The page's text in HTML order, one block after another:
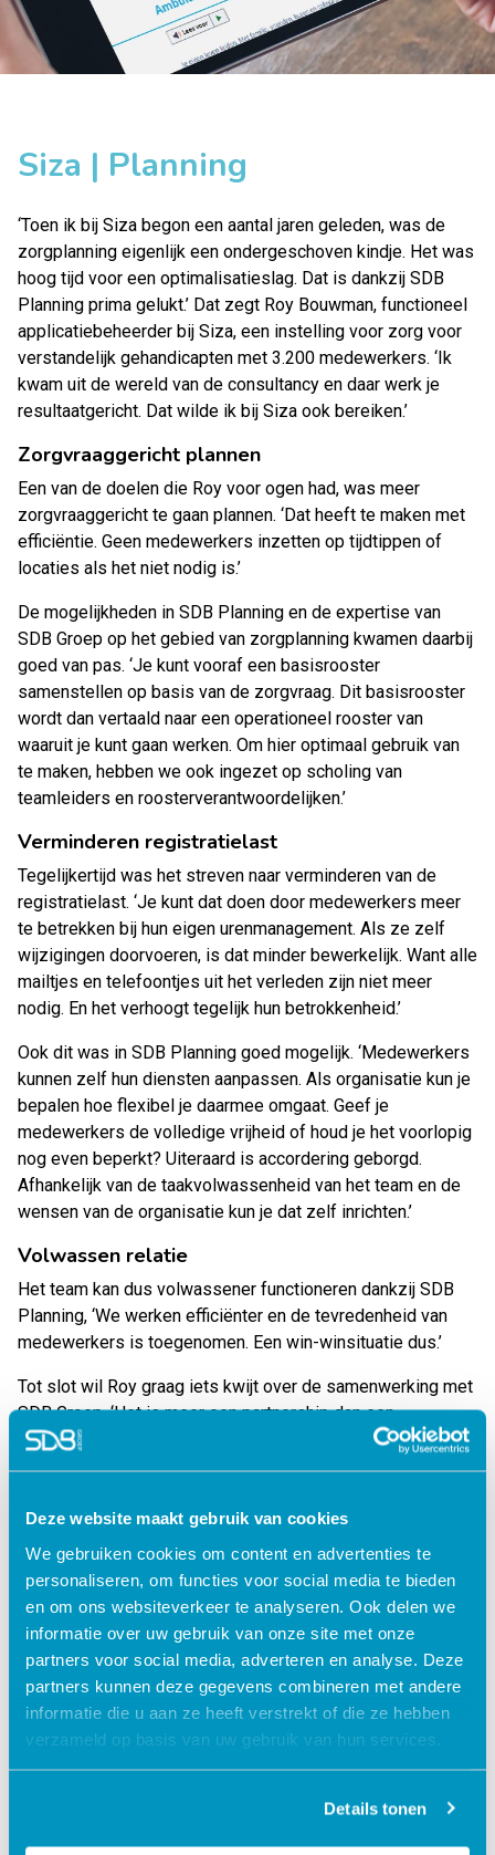
Deze website maakt gebruik van cookies
We gebruiken cookies om content en advertenties te
personaliseren, om functies voor social media te bieden
en om ons websiteverkeer te analyseren. Ook delen we
informatie over uw gebruik van onze site met onze
partners voor social media, adverteren en analyse. Deze
partners kunnen deze gegevens combineren met andere
informatie die u aan ze heeft verstrekt of die ze hebben
verzameld op basis van uw gebruik van hun services.
Details tonen
Deel dit
Siza | Planning
‘Toen ik bij Siza begon een aantal jaren geleden, was de
zorgplanning eigenlijk een ondergeschoven kindje. Het was
hoog tijd voor een optimalisatieslag. Dat is dankzij SDB
Planning prima gelukt.’ Dat zegt Roy Bouwman, functioneel
applicatiebeheerder bij Siza, een instelling voor zorg voor
verstandelijk gehandicapten met 3.200 medewerkers. ‘Ik
kwam uit de wereld van de consultancy en daar werk je
resultaatgericht. Dat wilde ik bij Siza ook bereiken.’
Zorgvraaggericht plannen
Een van de doelen die Roy voor ogen had, was meer
zorgvraaggericht te gaan plannen. ‘Dat heeft te maken met
efficiëntie. Geen medewerkers inzetten op tijdtippen of
locaties als het niet nodig is.’
De mogelijkheden in SDB Planning en de expertise van
SDB Groep op het gebied van zorgplanning kwamen daarbij
goed van pas. ‘Je kunt vooraf een basisrooster
samenstellen op basis van de zorgvraag. Dit basisrooster
wordt dan vertaald naar een operationeel rooster van
waaruit je kunt gaan werken. Om hier optimaal gebruik van
te maken, hebben we ook ingezet op scholing van
teamleiders en roosterverantwoordelijken.’
Verminderen registratielast
Tegelijkertijd was het streven naar verminderen van de
registratielast. ‘Je kunt dat doen door medewerkers meer
te betrekken bij hun eigen urenmanagement. Als ze zelf
wijzigingen doorvoeren, is dat minder bewerkelijk. Want alle
mailtjes en telefoontjes uit het verleden zijn niet meer
nodig. En het verhoogt tegelijk hun betrokkenheid.’
Ook dit was in SDB Planning goed mogelijk. ‘Medewerkers
kunnen zelf hun diensten aanpassen. Als organisatie kun je
bepalen hoe flexibel je daarmee omgaat. Geef je
medewerkers de volledige vrijheid of houd je het voorlopig
nog even beperkt? Uiteraard is accordering geborgd.
Afhankelijk van de taakvolwassenheid van het team en de
wensen van de organisatie kun je dat zelf inrichten.’
Volwassen relatie
Het team kan dus volwassener functioneren dankzij SDB
Planning, ‘We werken efficiënter en de tevredenheid van
medewerkers is toegenomen. Een win-winsituatie dus.’
Tot slot wil Roy graag iets kwijt over de samenwerking met
SDB Groep. ‘Het is meer een partnership dan een
traditionele klant-leverancier relatie. De mensen van SDB
Groep luisteren goed naar onze wensen en gezamenlijk
zorgplanning. Ook dat is een volwassen relatie geworden.
Branche: Gehandicaptenzorg
Terug naar klantverhalen